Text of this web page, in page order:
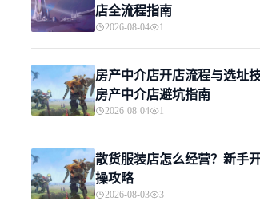
店全流程指南
2026-08-04 1
房产中介店开店流程与选址
房产中介店避坑指南
2026-08-04 1
散货服装店怎么经营？新手
操攻略
2026-08-03 3